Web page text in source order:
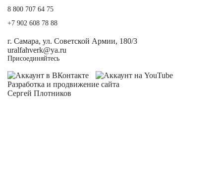
8 800 707 64 75
+7 902 608 78 88
г. Самара, ул. Советской Армии, 180/3
uralfahverk@ya.ru
Присоединяйтесь
Разработка и продвижение сайта
Сергей Плотников